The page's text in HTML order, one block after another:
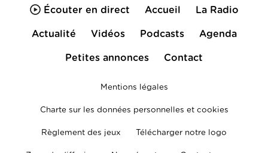
Écouter en direct Accueil La Radio
Actualité Vidéos Podcasts Agenda
Petites annonces Contact
Mentions légales
Charte sur les données personnelles et cookies
Règlement des jeux Télécharger notre logo